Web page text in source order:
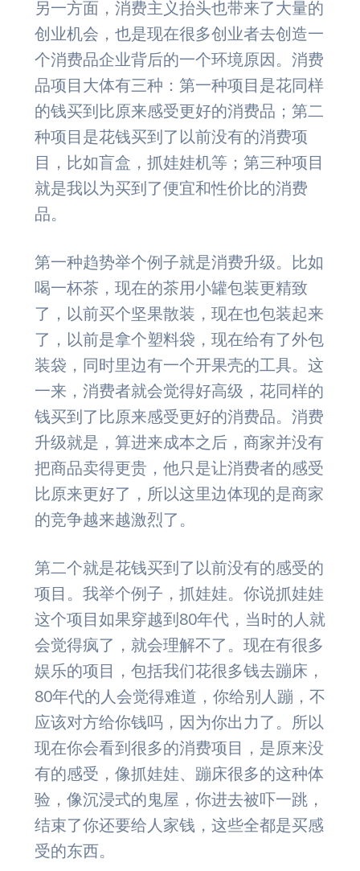
另一方面，消费主义抬头也带来了大量的
创业机会，也是现在很多创业者去创造一
个消费品企业背后的一个环境原因。消费
品项目大体有三种：第一种项目是花同样
的钱买到比原来感受更好的消费品；第二
种项目是花钱买到了以前没有的消费项
目，比如盲盒，抓娃娃机等；第三种项目
就是我以为买到了便宜和性价比的消费
品。
第一种趋势举个例子就是消费升级。比如
喝一杯茶，现在的茶用小罐包装更精致
了，以前买个坚果散装，现在也包装起来
了，以前是拿个塑料袋，现在给有了外包
装袋，同时里边有一个开果壳的工具。这
一来，消费者就会觉得好高级，花同样的
钱买到了比原来感受更好的消费品。消费
升级就是，算进来成本之后，商家并没有
把商品卖得更贵，他只是让消费者的感受
比原来更好了，所以这里边体现的是商家
的竞争越来越激烈了。
第二个就是花钱买到了以前没有的感受的
项目。我举个例子，抓娃娃。你说抓娃娃
这个项目如果穿越到80年代，当时的人就
会觉得疯了，就会理解不了。现在有很多
娱乐的项目，包括我们花很多钱去蹦床，
80年代的人会觉得难道，你给别人蹦，不
应该对方给你钱吗，因为你出力了。所以
现在你会看到很多的消费项目，是原来没
有的感受，像抓娃娃、蹦床很多的这种体
验，像沉浸式的鬼屋，你进去被吓一跳，
结束了你还要给人家钱，这些全都是买感
受的东西。